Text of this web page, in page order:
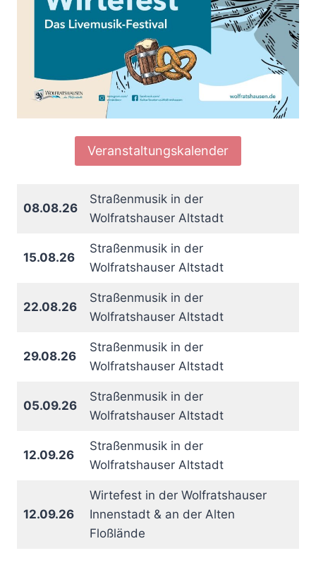
Veranstaltungskalender
08.08.26
Straßenmusik in der
Wolfratshauser Altstadt
15.08.26
Straßenmusik in der
Wolfratshauser Altstadt
22.08.26
Straßenmusik in der
Wolfratshauser Altstadt
29.08.26
Straßenmusik in der
Wolfratshauser Altstadt
05.09.26
Straßenmusik in der
Wolfratshauser Altstadt
12.09.26
Straßenmusik in der
Wolfratshauser Altstadt
12.09.26
Wirtefest in der Wolfratshauser
Innenstadt & an der Alten
Floßlände